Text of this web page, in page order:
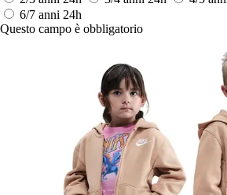
6/7 anni 24h
Questo campo è obbligatorio